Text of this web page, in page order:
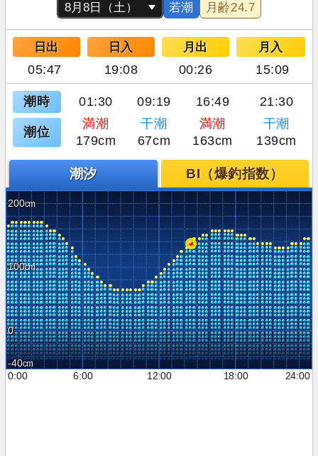
若潮 月齢24.7
日出 日入 月出 月入
05:47 19:08 00:26 15:09
潮時 01:30 09:19 16:49 21:30
潮位
満潮 干潮 満潮
干潮
179cm
67cm 163cm 139cm
潮汐 BI（爆釣指数）
200
100
0
-40
0:00
6:00 12:00 18:00 24:00